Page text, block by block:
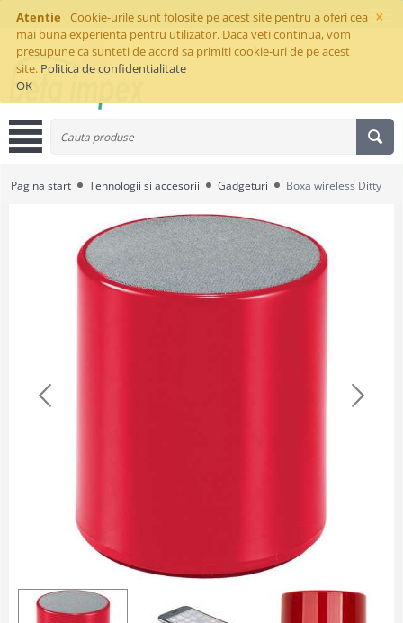
×
Atentie
Cookie-urile sunt folosite pe acest site pentru a oferi cea
mai buna experienta pentru utilizator. Daca veti continua, vom
presupune ca sunteti de acord sa primiti cookie-uri de pe acest
site. Politica de confidentialitate
OK
Pagina start Tehnologii si accesorii Gadgeturi Boxa wireless Ditty